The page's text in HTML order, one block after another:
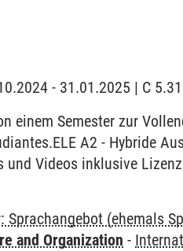
- 31.01.2025 | C
einem Semester zur
A2 - Hybride
Videos inklusive
Sprachangebot (ehemals
and Organization -